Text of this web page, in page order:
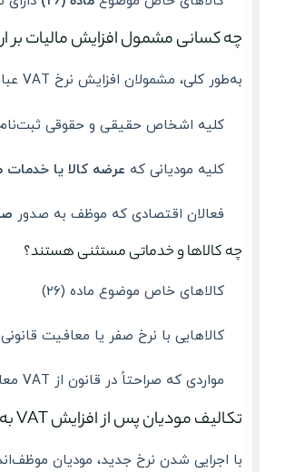
چه کسانی مشمول افزایش مالیات بر
به‌طور کلی، مشمولان افزایش نرخ VAT عبارت‌اند از:
کلیه اشخاص حقیقی و حقوقی
کلیه مودیانی که عرضه کالا یا
فعالان اقتصادی که موظف به صدور
چه کالاها و خدماتی مستثنی هستند؟
کالاهای خاص موضوع ماده (۲۶)
کالاهایی با نرخ صفر یا معافیت قانونی
مواردی که صراحتاً در قانون از VAT معاف شده‌اند
تکالیف مودیان پس از افزایش VAT به ۱۰ درصد
با اجرایی شدن نرخ جدید، مودیان